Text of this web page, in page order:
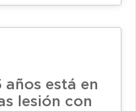
años está en
lesión con